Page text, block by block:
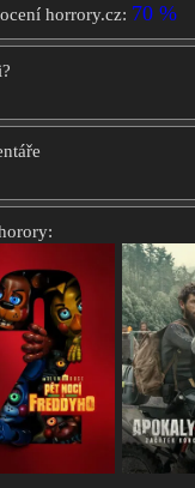
horrory.cz: 70 %